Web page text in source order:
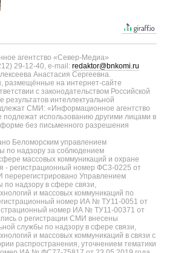
агентство «Север-Медиа»
29-12-40, e-mail: redaktor@bnkomi.ru
Анастасия Сергеевна.
размещённые на интернет-сайте
с законодательством Российской
интеллектуальной
СМИ: «Информационное агентство
использованию другими лицами в
без письменного разрешения
Беломорским управлением
по надзору за соблюдением
массовых коммуникаций и охране
- регистрационный номер ФС3-0225 от
перерегистрировано Управлением
надзору в сфере связи,
и массовых коммуникаций по
номер ИА № ТУ11-0051 от
номер ИА № ТУ11-00371 от
о регистрации СМИ внесены
службы по надзору в сфере связи,
и массовых коммуникаций в связи с
распространения, уточнением тематики